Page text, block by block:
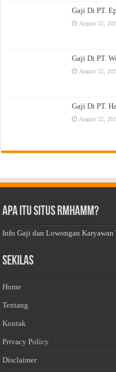
Gaji Di PT.
August 22,
Gaji Di PT.
August 22,
Gaji Di PT.
August 22,
Apa Itu Situs Rmhamm?
Info Gaji dan Lowongan Karyawan
Sekilas
Home
Tentang
Kontak
Privacy Policy
Disclaimer